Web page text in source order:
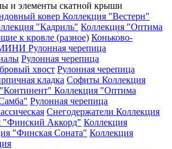
и элементы скатной крыши
ковер Коллекция "Вестерн"
"Кадриль" Коллекция "Оптима
к кровле (разное) Коньково-
Рулонная черепица
Рулонная черепица
хвост Рулонная черепица
кладка Софиты Коллекция
Коллекция "Оптима
Рулонная черепица
Снегодержатели Коллекция
"Финский Аккорд" Коллекция
"Финская Соната" Коллекция